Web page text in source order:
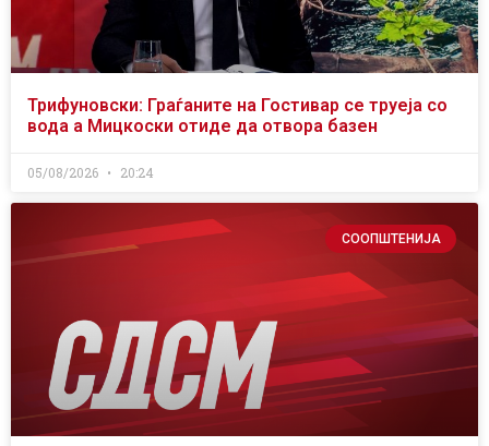
Трифуновски: Граѓаните на Гостивар се труеја со
вода а Мицкоски отиде да отвора базен
05/08/2026 20:24
СООПШТЕНИЈА